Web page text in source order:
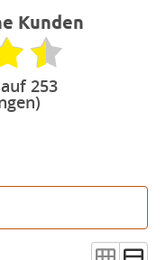
Kunden
253